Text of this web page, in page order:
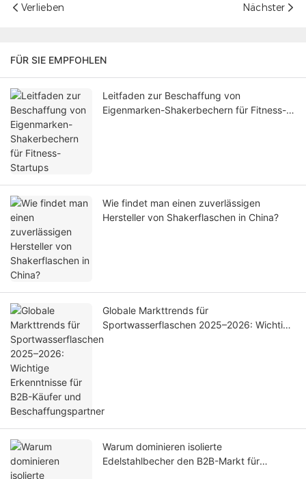
Verlieben Nächster
FÜR SIE EMPFOHLEN
Leitfaden zur Beschaffung von
Eigenmarken-Shakerbechern für Fitness-
Wie findet man einen zuverlässigen
Hersteller von Shakerflaschen in China?
Globale Markttrends für
Sportwasserflaschen 2025–2026: Wichtige
Erkenntnisse für B2B-Käufer und
Warum dominieren isolierte
Edelstahlbecher den B2B-Markt für